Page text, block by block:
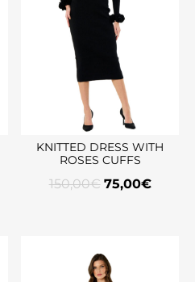
KNITTED DRESS WITH
ROSES CUFFS
150,00€ 75,00€